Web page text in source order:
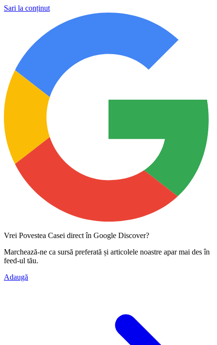
Sari la conținut
Vrei Povestea Casei direct în Google Discover?
Marchează-ne ca sursă preferată și articolele noastre apar mai des în
feed-ul tău.
Adaugă